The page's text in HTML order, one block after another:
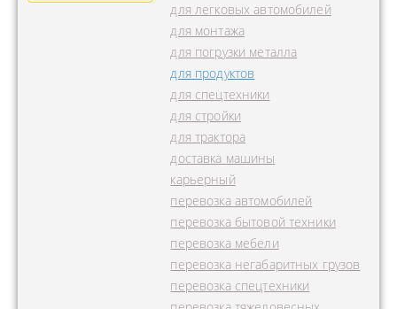
для легковых автомобилей
для монтажа
для погрузки металла
для продуктов
для спецтехники
для стройки
для трактора
доставка машины
карьерный
перевозка автомобилей
перевозка бытовой техники
перевозка мебели
перевозка негабаритных грузов
перевозка спецтехники